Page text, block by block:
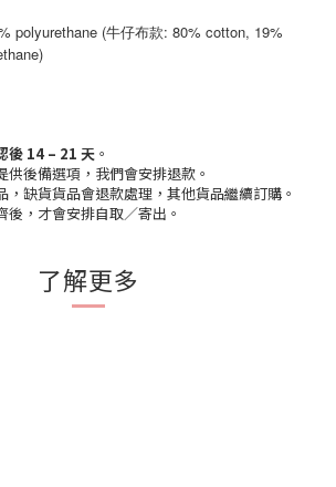
polyurethane (牛仔布款: 80% cotton, 19%
後 14 – 21 天 。
供後備選項，我們會安排退款。
，缺貨貨品會退款處理，其他貨品繼續訂購。
後，才會安排自取／寄出。
了解更多